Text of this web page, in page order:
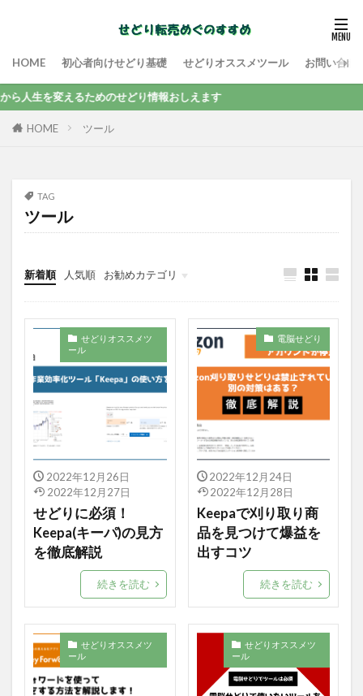
HOME 初心者向けせどり基礎 せどりオススメツール お問い合わ
生を変えるためのせどり情報おしえます
HOME ツール
TAG
ツール
新着順 人気順 お勧めカテゴリ
未分類
せどりオススメツ
ール
2022年12月26日
2022年12月27日
せどりに必須！
Keepa(キーパ)の見方
を徹底解説
続きを読む
電脳せどり
2022年12月24日
2022年12月28日
Keepaで刈り取り商
品を見つけて爆益を
出すコツ
続きを読む
せどりオススメツ
ール
せどりオススメツ
ール